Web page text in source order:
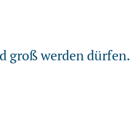
groß werden dürfen.